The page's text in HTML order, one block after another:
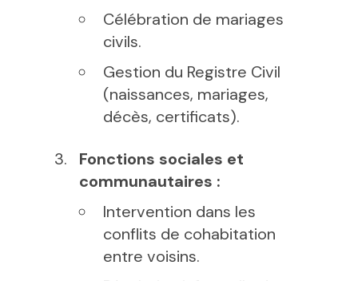
Célébration de mariages
civils.
Gestion du Registre Civil
(naissances, mariages,
décès, certificats).
Fonctions sociales et
communautaires :
Intervention dans les
conflits de cohabitation
entre voisins.